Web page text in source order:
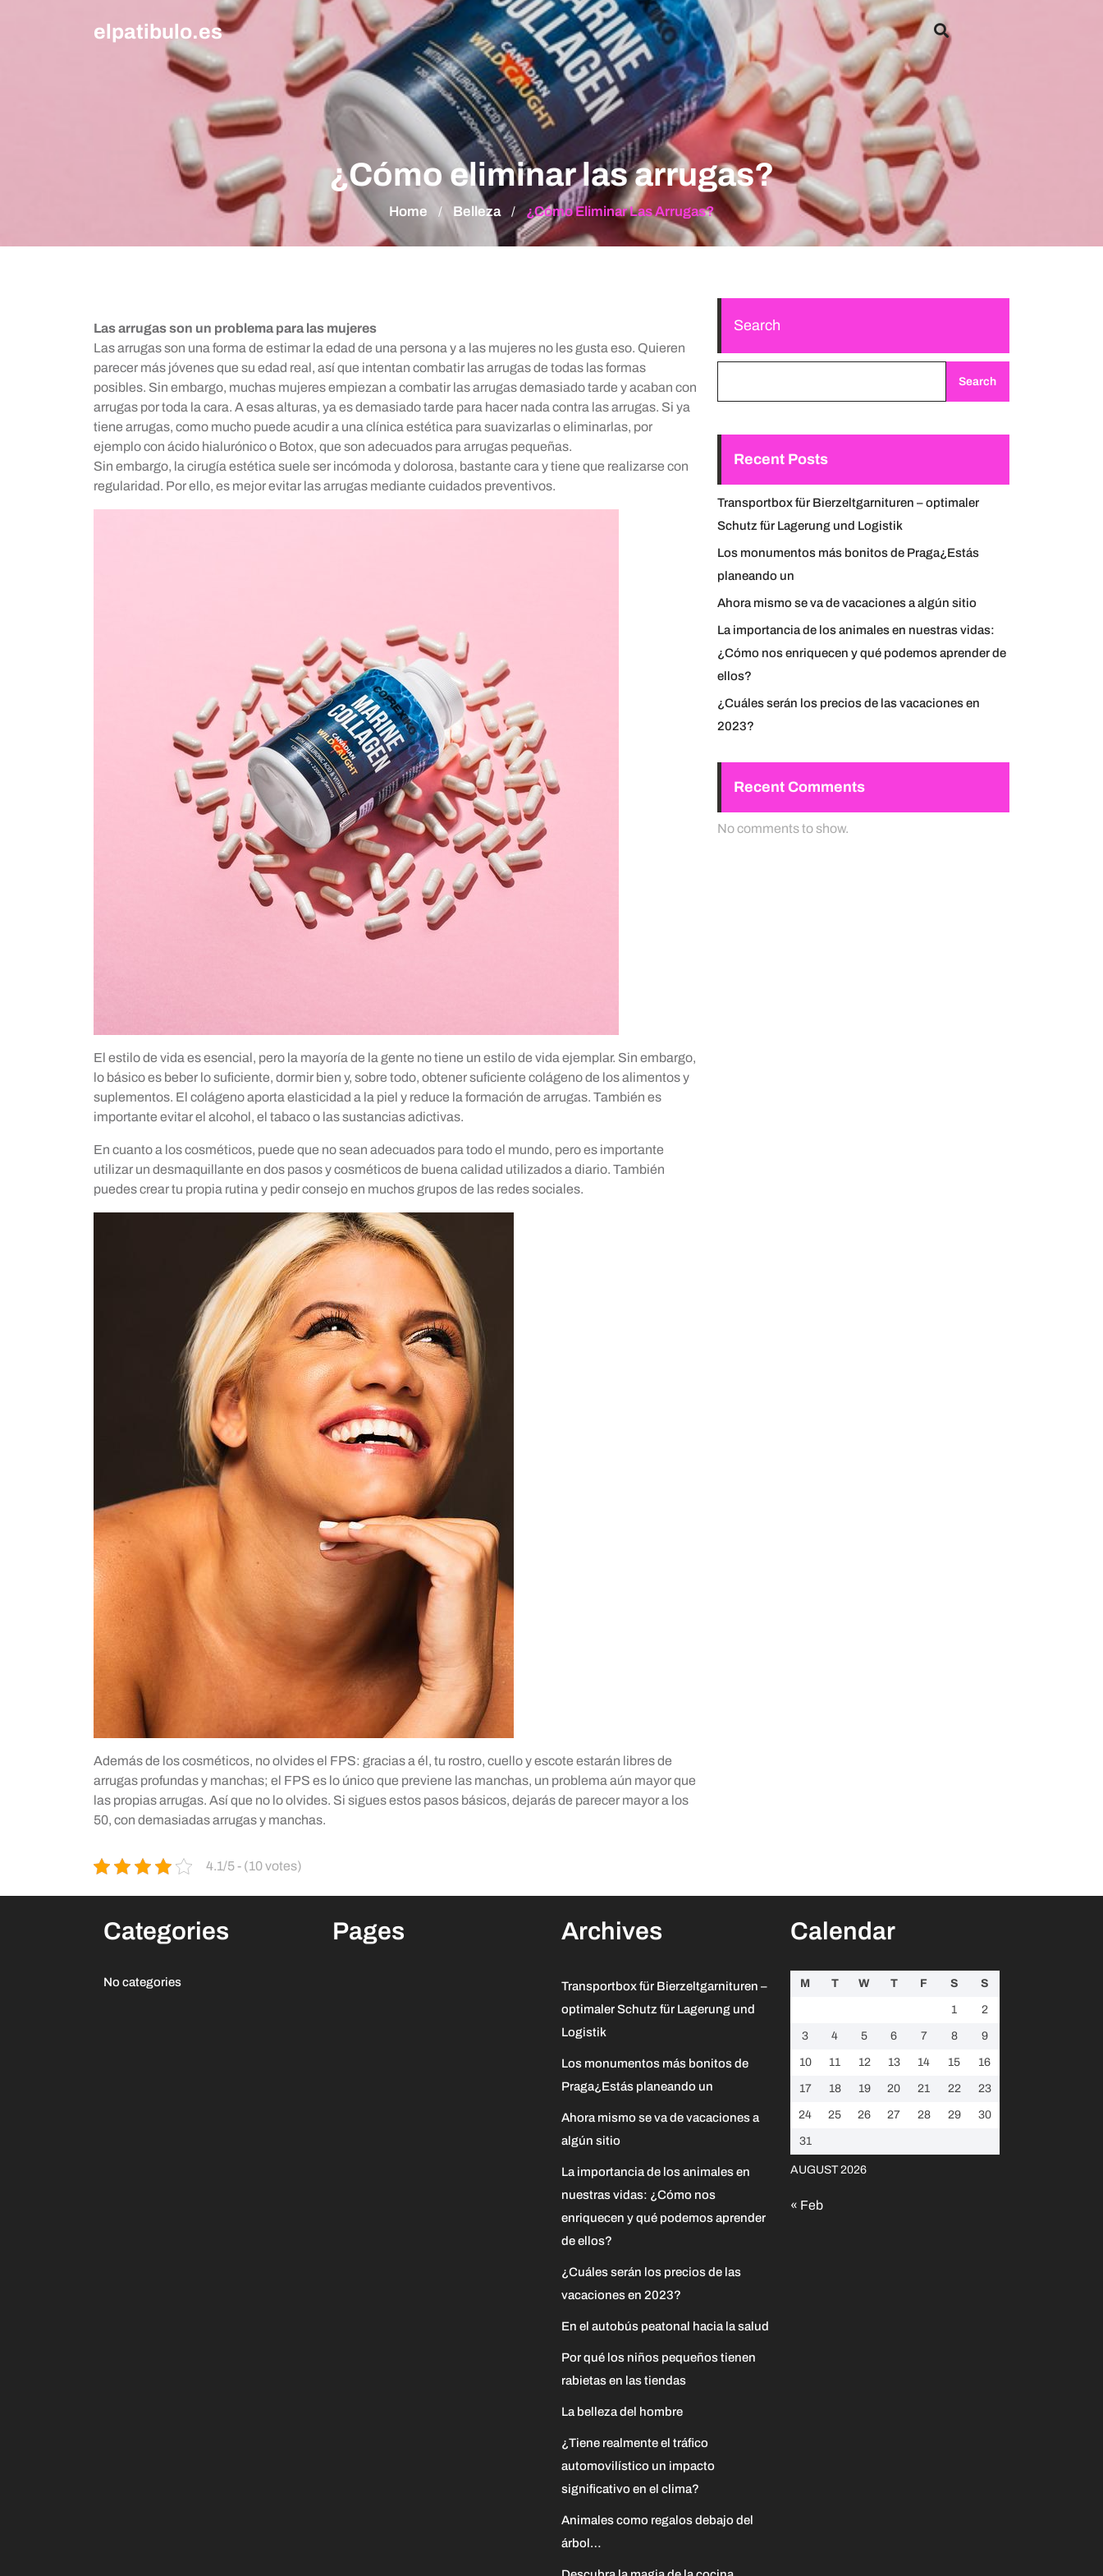
elpatibulo.es
¿Cómo eliminar las arrugas?
Home / Belleza / ¿Cómo Eliminar Las Arrugas?
Las arrugas son un problema para las mujeres
Las arrugas son una forma de estimar la edad de una persona y a las mujeres no les gusta eso. Quieren
parecer más jóvenes que su edad real, así que intentan combatir las arrugas de todas las formas
posibles. Sin embargo, muchas mujeres empiezan a combatir las arrugas demasiado tarde y acaban con
arrugas por toda la cara. A esas alturas, ya es demasiado tarde para hacer nada contra las arrugas. Si ya
tiene arrugas, como mucho puede acudir a una clínica estética para suavizarlas o eliminarlas, por
ejemplo con ácido hialurónico o Botox, que son adecuados para arrugas pequeñas.
Sin embargo, la cirugía estética suele ser incómoda y dolorosa, bastante cara y tiene que realizarse con
regularidad. Por ello, es mejor evitar las arrugas mediante cuidados preventivos.
El estilo de vida es esencial, pero la mayoría de la gente no tiene un estilo de vida ejemplar. Sin embargo,
lo básico es beber lo suficiente, dormir bien y, sobre todo, obtener suficiente colágeno de los alimentos y
suplementos. El colágeno aporta elasticidad a la piel y reduce la formación de arrugas. También es
importante evitar el alcohol, el tabaco o las sustancias adictivas.
En cuanto a los cosméticos, puede que no sean adecuados para todo el mundo, pero es importante
utilizar un desmaquillante en dos pasos y cosméticos de buena calidad utilizados a diario. También
puedes crear tu propia rutina y pedir consejo en muchos grupos de las redes sociales.
Además de los cosméticos, no olvides el FPS: gracias a él, tu rostro, cuello y escote estarán libres de
arrugas profundas y manchas; el FPS es lo único que previene las manchas, un problema aún mayor que
las propias arrugas. Así que no lo olvides. Si sigues estos pasos básicos, dejarás de parecer mayor a los
50, con demasiadas arrugas y manchas.
4.1/5 - (10 votes)
Search
Search
Recent Posts
Transportbox für Bierzeltgarnituren – optimaler
Schutz für Lagerung und Logistik
Los monumentos más bonitos de Praga¿Estás
planeando un
Ahora mismo se va de vacaciones a algún sitio
La importancia de los animales en nuestras vidas:
¿Cómo nos enriquecen y qué podemos aprender de
ellos?
¿Cuáles serán los precios de las vacaciones en
2023?
Recent Comments
No comments to show.
Categories
No categories
Pages Archives
Transportbox für Bierzeltgarnituren –
optimaler Schutz für Lagerung und
Logistik
Los monumentos más bonitos de
Praga¿Estás planeando un
Ahora mismo se va de vacaciones a
algún sitio
La importancia de los animales en
nuestras vidas: ¿Cómo nos
enriquecen y qué podemos aprender
de ellos?
¿Cuáles serán los precios de las
vacaciones en 2023?
En el autobús peatonal hacia la salud
Por qué los niños pequeños tienen
rabietas en las tiendas
La belleza del hombre
¿Tiene realmente el tráfico
automovilístico un impacto
significativo en el clima?
Animales como regalos debajo del
árbol…
Calendar
AUGUST 2026
M T W T F S S
1 2
3 4 5 6 7 8 9
10 11 12 13 14 15 16
17 18 19 20 21 22 23
24 25 26 27 28 29 30
31
« Feb